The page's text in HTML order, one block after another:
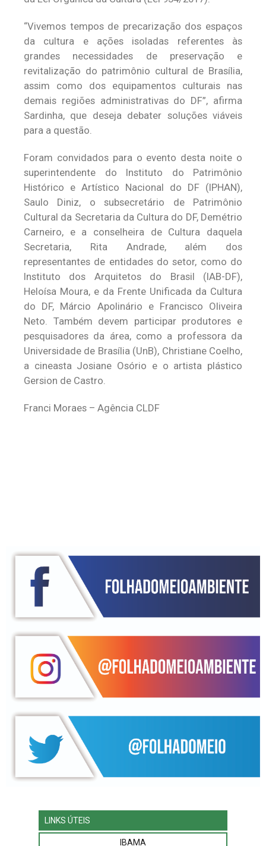
“Vivemos tempos de precarização dos espaços
da cultura e ações isoladas referentes às
grandes necessidades de preservação e
revitalização do patrimônio cultural de Brasília,
assim como dos equipamentos culturais nas
demais regiões administrativas do DF”, afirma
Sardinha, que deseja debater soluções viáveis
para a questão.
Foram convidados para o evento desta noite o
superintendente do Instituto do Patrimônio
Histórico e Artístico Nacional do DF (IPHAN),
Saulo Diniz, o subsecretário de Patrimônio
Cultural da Secretaria da Cultura do DF, Demétrio
Carneiro, e a conselheira de Cultura daquela
Secretaria, Rita Andrade, além dos
representantes de entidades do setor, como do
Instituto dos Arquitetos do Brasil (IAB-DF),
Heloísa Moura, e da Frente Unificada da Cultura
do DF, Márcio Apolinário e Francisco Oliveira
Neto. Também devem participar produtores e
pesquisadores da área, como a professora da
Universidade de Brasília (UnB), Christiane Coelho,
a cineasta Josiane Osório e o artista plástico
Gersion de Castro.
Franci Moraes – Agência CLDF
LINKS ÚTEIS
IBAMA